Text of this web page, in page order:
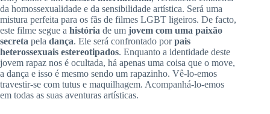
da homossexualidade e da sensibilidade artística. Será uma
mistura perfeita para os fãs de filmes LGBT ligeiros. De facto,
este filme segue a história de um jovem com uma paixão
secreta pela dança. Ele será confrontado porpais
heterossexuais estereotipados. Enquanto a identidade deste
jovem rapaz nos é ocultada, há apenas uma coisa que o move,
a dança e isso é mesmo sendo um rapazinho. Vê-lo-emos
travestir-se com tutus e maquilhagem. Acompanhá-lo-emos
em todas as suas aventuras artísticas.